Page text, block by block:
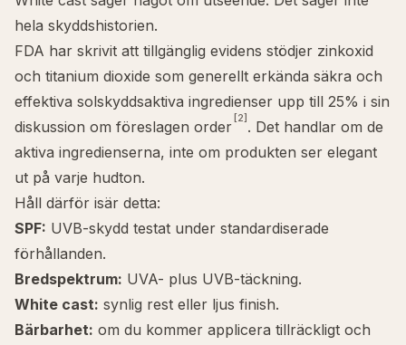
hela skyddshistorien.
FDA har skrivit att tillgänglig evidens stödjer zinkoxid
och titanium dioxide som generellt erkända säkra och
effektiva solskyddsaktiva ingredienser upp till 25% i sin
diskussion om föreslagen order [2] . Det handlar om de
aktiva ingredienserna, inte om produkten ser elegant
ut på varje hudton.
Håll därför isär detta:
SPF: UVB-skydd testat under standardiserade
förhållanden.
Bredspektrum: UVA- plus UVB-täckning.
White cast: synlig rest eller ljus finish.
Bärbarhet: om du kommer applicera tillräckligt och